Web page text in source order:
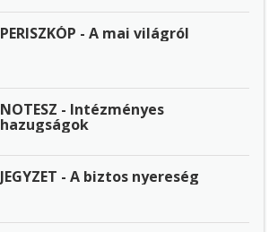
PERISZKÓP - A mai világról
NOTESZ - Intézményes
hazugságok
JEGYZET - A biztos nyereség